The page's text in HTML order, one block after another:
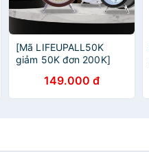
[Mã LIFEUPALL50K
giảm 50K đơn 200K]
chuông reo Deli 9024
149.000 đ